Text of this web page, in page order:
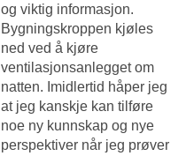
og viktig informasjon.
Bygningskroppen kjøles
ned ved å kjøre
ventilasjonsanlegget om
natten. Imidlertid håper jeg
at jeg kanskje kan tilføre
noe ny kunnskap og nye
perspektiver når jeg prøver